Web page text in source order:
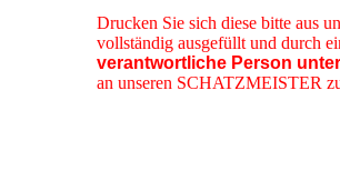
Drucken Sie sich diese bitte aus
vollständig ausgefüllt und durch
verantwortliche Person
an unseren SCHATZMEISTER